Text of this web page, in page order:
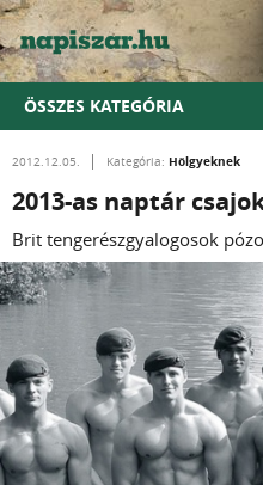
ÖSSZES KATEGÓRIA
2012.12.05. Kategória: Hölgyeknek
2013-as naptár
Brit tengerészgyalogosok